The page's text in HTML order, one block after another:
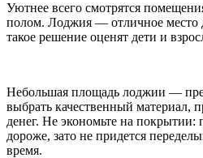
Уютнее всего смотрятся
полом. Лоджия — отличное место
такое решение оценят дети и
Небольшая площадь лоджии —
выбрать качественный материал,
денег. Не экономьте на покрытии:
дороже, зато не придется
время.